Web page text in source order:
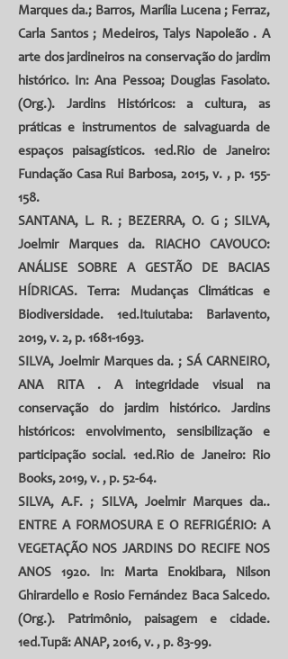
Marques da.; Barros, Marília Lucena; Ferraz,
Carla Santos; Medeiros, Talys Napoleão. A
arte dos jardineiros na conservação do jardim
histórico. In: Ana Pessoa; Douglas Fasolato.
(Org.). Jardins Históricos: a cultura, as
práticas e instrumentos de salvaguarda de
espaços paisagísticos. 1ed.Rio de Janeiro:
Fundação Casa Rui Barbosa, 2015, v. , p. 155-
158.
SANTANA, L. R. ; BEZERRA, O. G; SILVA,
Joelmir Marques da. RIACHO CAVOUCO:
ANÁLISE SOBRE A GESTÃO DE BACIAS
HÍDRICAS. Terra: Mudanças Climáticas e
Biodiversidade. 1ed.Ituiutaba: Barlavento,
2019, v. 2, p. 1681-1693.
SILVA, Joelmir Marques da. ;SÁ CARNEIRO,
ANA RITA. A integridade visual na
conservação do jardim histórico. Jardins
históricos: envolvimento, sensibilização e
participação social. 1ed.Rio de Janeiro: Rio
Books, 2019, v. , p. 52-64.
SILVA, A.F. ; SILVA, Joelmir Marques da..
ENTRE A FORMOSURA E O REFRIGÉRIO: A
VEGETAÇÃO NOS JARDINS DO RECIFE NOS
ANOS 1920. In: Marta Enokibara, Nilson
Ghirardello e Rosio Fernández Baca Salcedo.
(Org.). Patrimônio, paisagem e cidade.
1ed.Tupã: ANAP, 2016, v. , p. 83-99.